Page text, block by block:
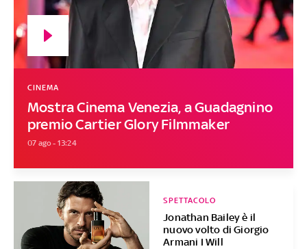
Mostra Cinema Venezia, a Guadagnino
premio Cartier Glory Filmmaker
CINEMA
07 ago - 13:24
Jonathan Bailey è il
nuovo volto di Giorgio
Armani I Will
SPETTACOLO